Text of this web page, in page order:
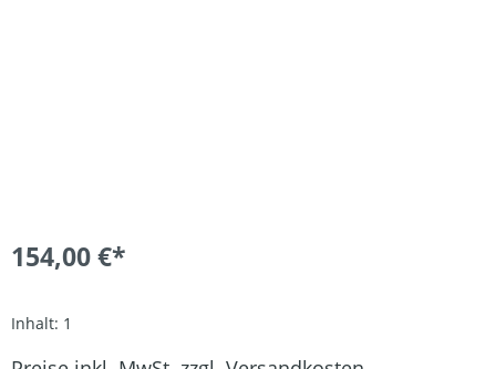
154,00 €*
Inhalt: 1